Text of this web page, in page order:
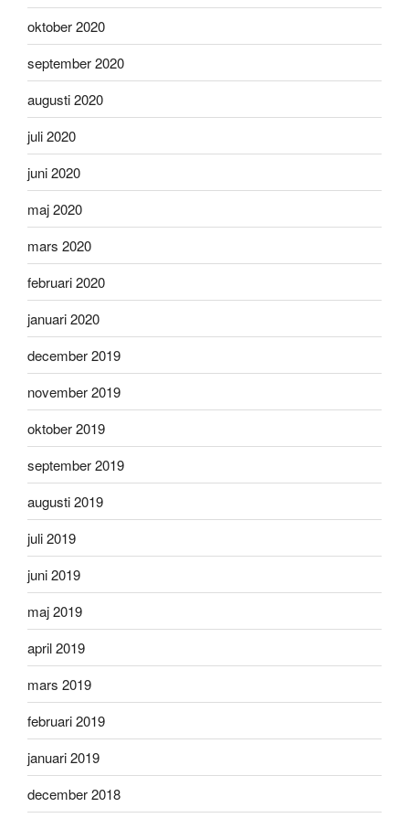
oktober 2020
september 2020
augusti 2020
juli 2020
juni 2020
maj 2020
mars 2020
februari 2020
januari 2020
december 2019
november 2019
oktober 2019
september 2019
augusti 2019
juli 2019
juni 2019
maj 2019
april 2019
mars 2019
februari 2019
januari 2019
december 2018